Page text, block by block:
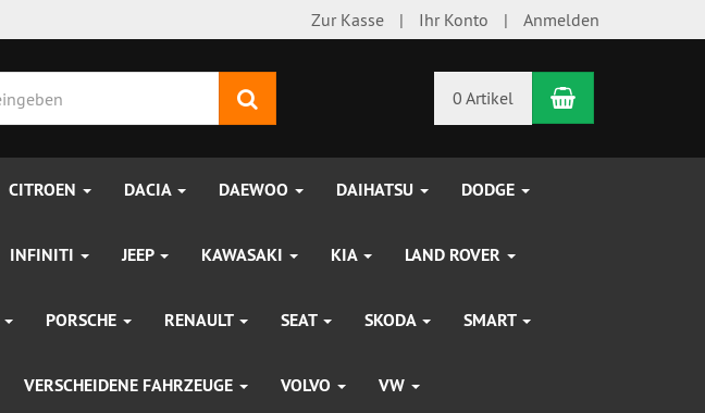
Zur Kasse Ihr Konto Anmelden
0 Artikel Warenkorb
CITROEN DACIA DAEWOO DAIHATSU DODGE
INFINITI JEEP KAWASAKI KIA LAND ROVER
PORSCHE RENAULT SEAT SKODA SMART
VERSCHEIDENE FAHRZEUGE VOLVO VW